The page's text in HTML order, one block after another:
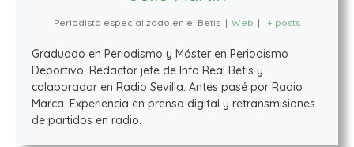
Periodista especializado en el Betis | Web | + posts
Graduado en Periodismo y Máster en Periodismo
Deportivo. Redactor jefe de Info Real Betis y
colaborador en Radio Sevilla. Antes pasé por Radio
Marca. Experiencia en prensa digital y retransmisiones
de partidos en radio.